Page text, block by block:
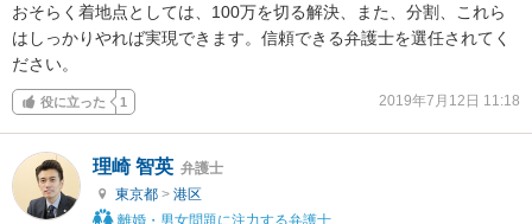
おそらく着地点としては、100万を切る解決、また、分割、これら
はしっかりやれば実現できます。信頼できる弁護士を選任されてく
ださい。
役に立った 1 2019年7月12日 11:18
理崎 智英 弁護士
東京都 > 港区
離婚・男女問題に注力する弁護士